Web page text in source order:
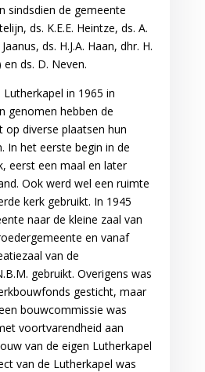
sindsdien de gemeente
ds. K.E.E. Heintze, ds. A.
ds. H.J.A. Haan, dhr. H.
ds. D. Neven.
in 1965 in
genomen hebben de
op diverse plaatsen hun
In het eerste begin in de
eerst een maal en later
Ook werd wel een ruimte
kerk gebruikt. In 1945
naar de kleine zaal van
en vanaf
van de
gebruikt. Overigens was
gesticht, maar
bouwcommissie was
voortvarendheid aan
van de eigen Lutherkapel
van de Lutherkapel was